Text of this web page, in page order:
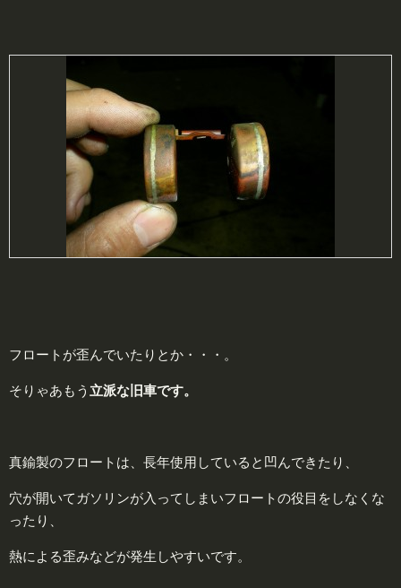
フロートが歪んでいたりとか・・・。
そりゃあもう 立派な 旧車です。
真鍮製のフロートは、長年使用していると凹んできたり、
穴が開いてガソリンが入ってしまいフロートの役目をしなくな
ったり、
熱による歪みなどが発生しやすいです。